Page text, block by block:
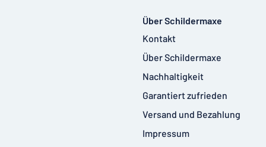
Über Schildermaxe
Kontakt
Über Schildermaxe
Nachhaltigkeit
Garantiert zufrieden
Versand und Bezahlung
Impressum